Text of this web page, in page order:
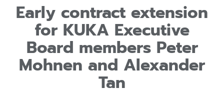
Early contract extension
for KUKA Executive
Board members Peter
Mohnen and Alexander
Tan